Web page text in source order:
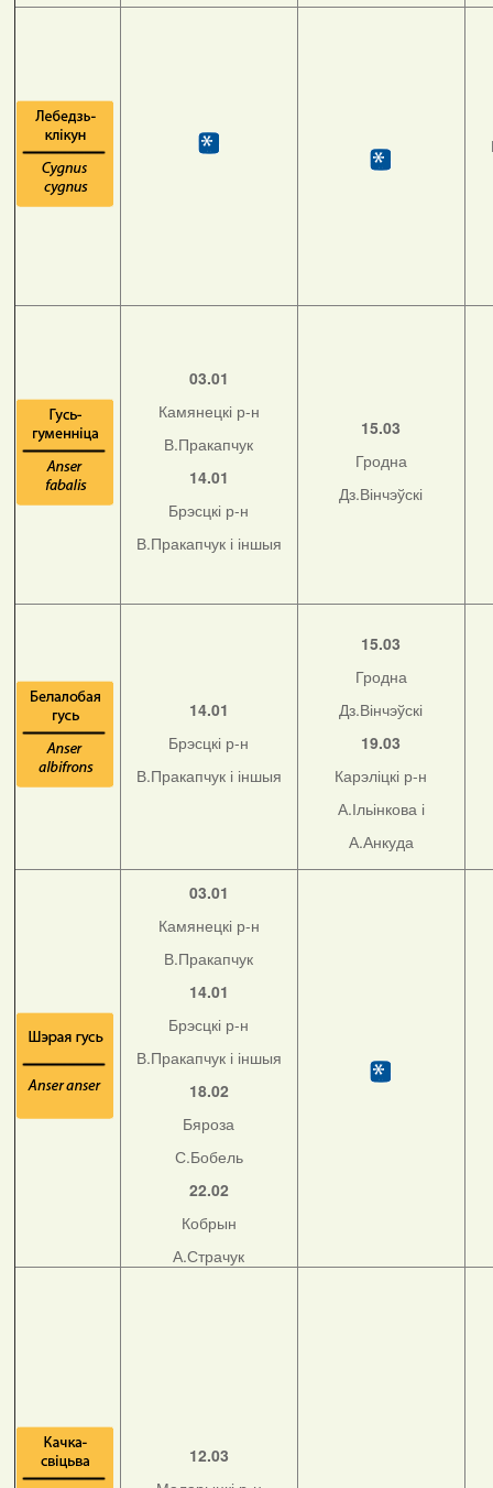
03.01
Камянецкі р-н
В.Пракапчук
14.01
Брэсцкі р-н
В.Пракапчук і іншыя
15.03
Гродна
Дз.Вінчэўскі
14.01
Брэсцкі р-н
В.Пракапчук і іншыя
15.03
Гродна
Дз.Вінчэўскі
19.03
Карэліцкі р-н
А.Ільінкова і
А.Анкуда
03.01
Камянецкі р-н
В.Пракапчук
14.01
Брэсцкі р-н
В.Пракапчук і іншыя
18.02
Бяроза
С.Бобель
22.02
Кобрын
А.Страчук
12.03